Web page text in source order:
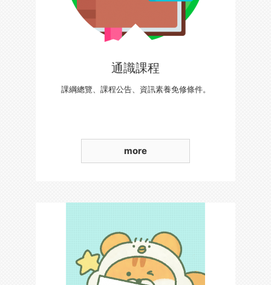
通識課程
課綱總覽、課程公告、資訊素養免修條件。
more